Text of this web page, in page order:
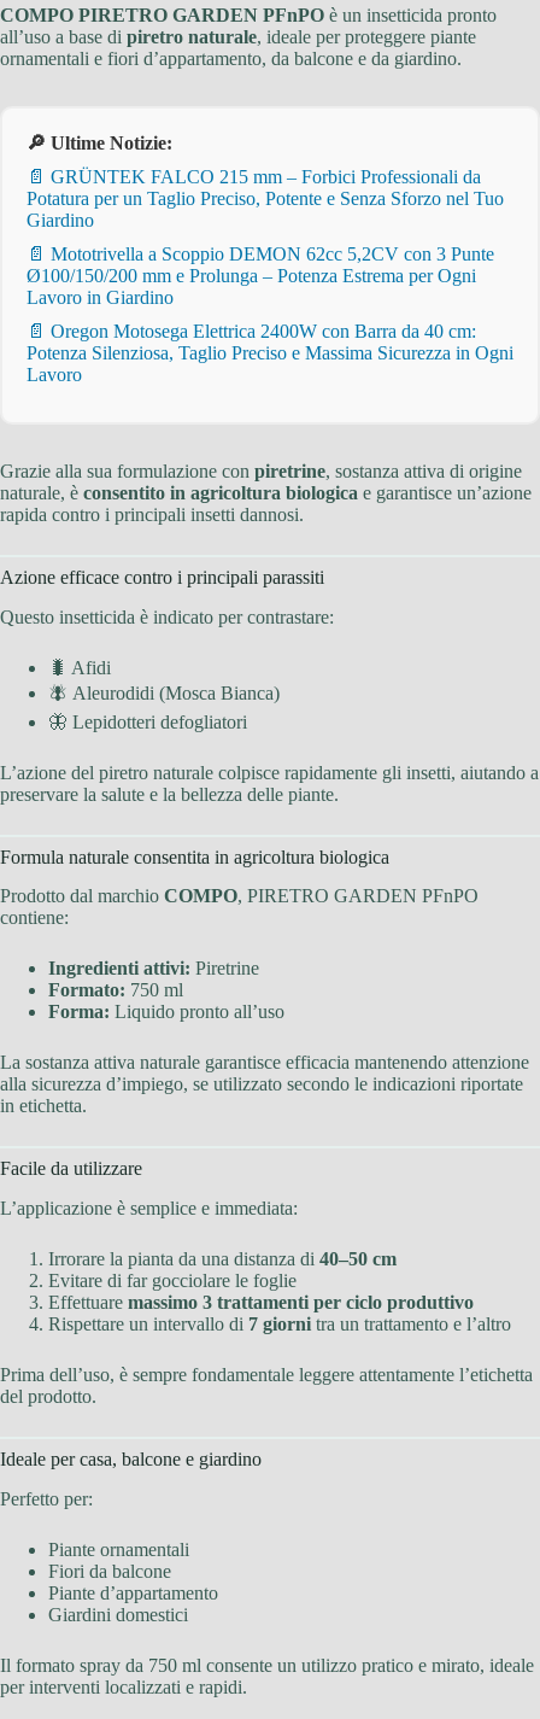
COMPO PIRETRO GARDEN PFnPO è un insetticida pronto
all’uso a base di piretro naturale, ideale per proteggere piante
ornamentali e fiori d’appartamento, da balcone e da giardino.
🔎 Ultime Notizie:
📄 GRÜNTEK FALCO 215 mm – Forbici Professionali da
Potatura per un Taglio Preciso, Potente e Senza Sforzo nel Tuo
Giardino
📄 Mototrivella a Scoppio DEMON 62cc 5,2CV con 3 Punte
Ø100/150/200 mm e Prolunga – Potenza Estrema per Ogni
Lavoro in Giardino
📄 Oregon Motosega Elettrica 2400W con Barra da 40 cm:
Potenza Silenziosa, Taglio Preciso e Massima Sicurezza in Ogni
Lavoro
Grazie alla sua formulazione con piretrine, sostanza attiva di origine
naturale, è consentito in agricoltura biologica e garantisce un’azione
rapida contro i principali insetti dannosi.
Azione efficace contro i principali parassiti
Questo insetticida è indicato per contrastare:
🐛 Afidi
🪰 Aleurodidi (Mosca Bianca)
🦋 Lepidotteri defogliatori
L’azione del piretro naturale colpisce rapidamente gli insetti, aiutando a
preservare la salute e la bellezza delle piante.
Formula naturale consentita in agricoltura biologica
Prodotto dal marchio COMPO, PIRETRO GARDEN PFnPO
contiene:
Ingredienti attivi: Piretrine
Formato: 750 ml
Forma: Liquido pronto all’uso
La sostanza attiva naturale garantisce efficacia mantenendo attenzione
alla sicurezza d’impiego, se utilizzato secondo le indicazioni riportate
in etichetta.
Facile da utilizzare
L’applicazione è semplice e immediata:
Irrorare la pianta da una distanza di 40–50 cm
Evitare di far gocciolare le foglie
Effettuare massimo 3 trattamenti per ciclo produttivo
Rispettare un intervallo di 7 giorni tra un trattamento e l’altro
Prima dell’uso, è sempre fondamentale leggere attentamente l’etichetta
del prodotto.
Ideale per casa, balcone e giardino
Perfetto per:
Piante ornamentali
Fiori da balcone
Piante d’appartamento
Giardini domestici
Il formato spray da 750 ml consente un utilizzo pratico e mirato, ideale
per interventi localizzati e rapidi.